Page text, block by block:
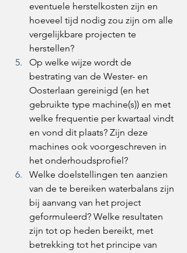
eventuele herstelkosten zijn en
hoeveel tijd nodig zou zijn om alle
vergelijkbare projecten te
herstellen?
Op welke wijze wordt de
bestrating van de Wester- en
Oosterlaan gereinigd (en het
gebruikte type machine(s)) en met
welke frequentie per kwartaal vindt
en vond dit plaats? Zijn deze
machines ook voorgeschreven in
het onderhoudsprofiel?
Welke doelstellingen ten aanzien
van de te bereiken waterbalans zijn
bij aanvang van het project
geformuleerd? Welke resultaten
zijn tot op heden bereikt, met
betrekking tot het principe van